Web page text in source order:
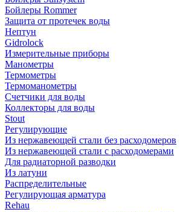
Бойлеры Rommer
Защита от протечек воды
Нептун
Gidrolock
Измерительные приборы
Манометры
Термометры
Термоманометры
Счетчики для воды
Коллекторы для воды
Stout
Регулирующие
Из нержавеющей стали без расходомеров
Из нержавеющей стали с расходомерами
Для радиаторной разводки
Из латуни
Распределительные
Регулирующая арматура
Rehau